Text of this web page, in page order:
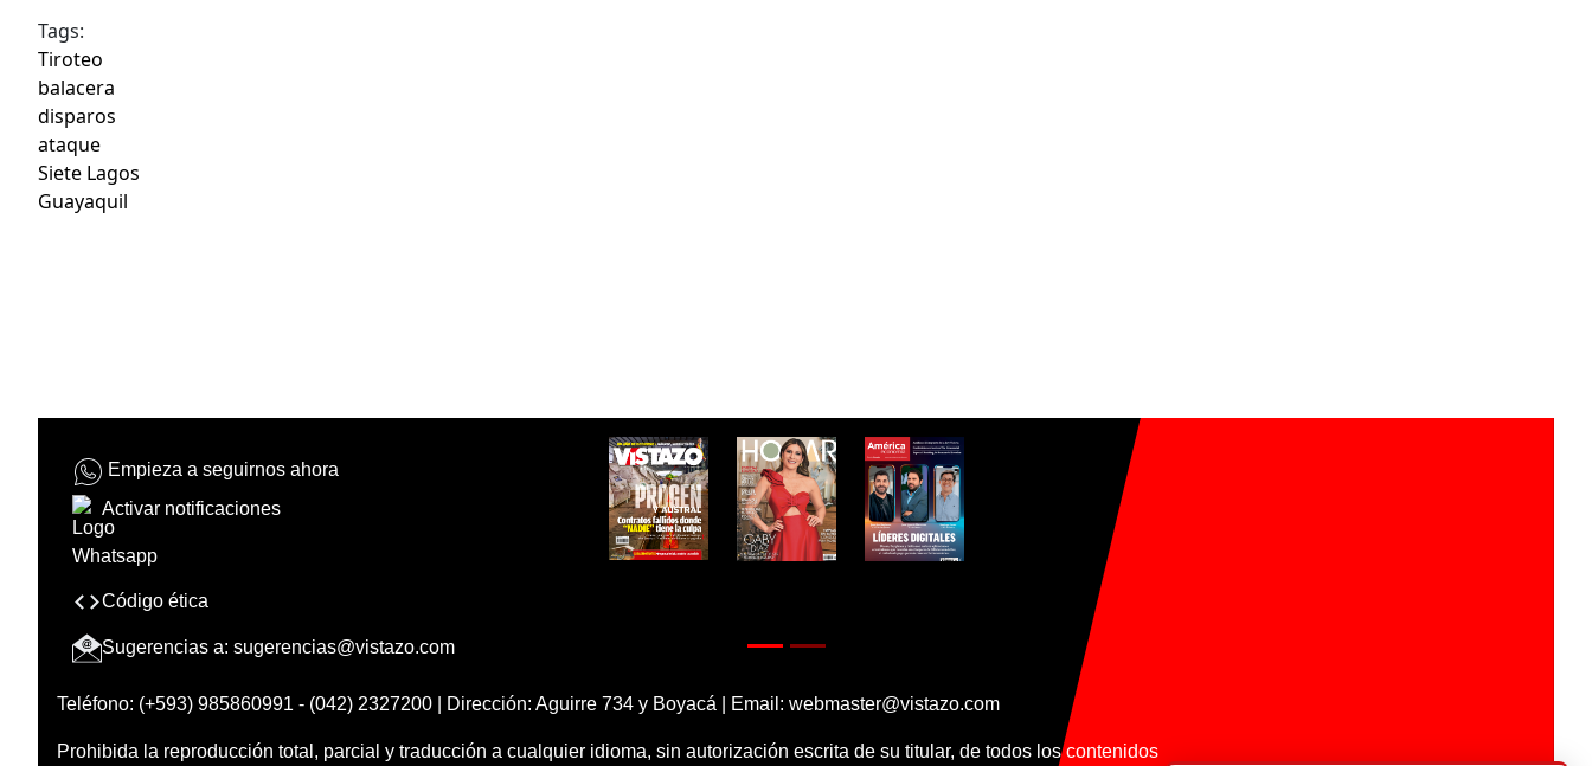
Tags:
Tiroteo
balacera
disparos
ataque
Siete Lagos
Guayaquil
Empieza a seguirnos ahora
Activar notificaciones
Código ética
Sugerencias a: sugerencias@vistazo.com
Teléfono: (+593) 985860991 - (042) 2327200 | Dirección: Aguirre 734 y Boyacá | Email: webmaster@vistazo.com
Prohibida la reproducción total, parcial y traducción a cualquier idioma, sin autorización escrita de su titular, de todos los contenidos